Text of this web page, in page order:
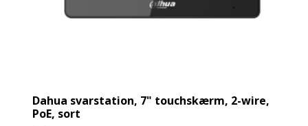
Dahua svarstation, 7" touchskærm, 2-wire,
PoE, sort